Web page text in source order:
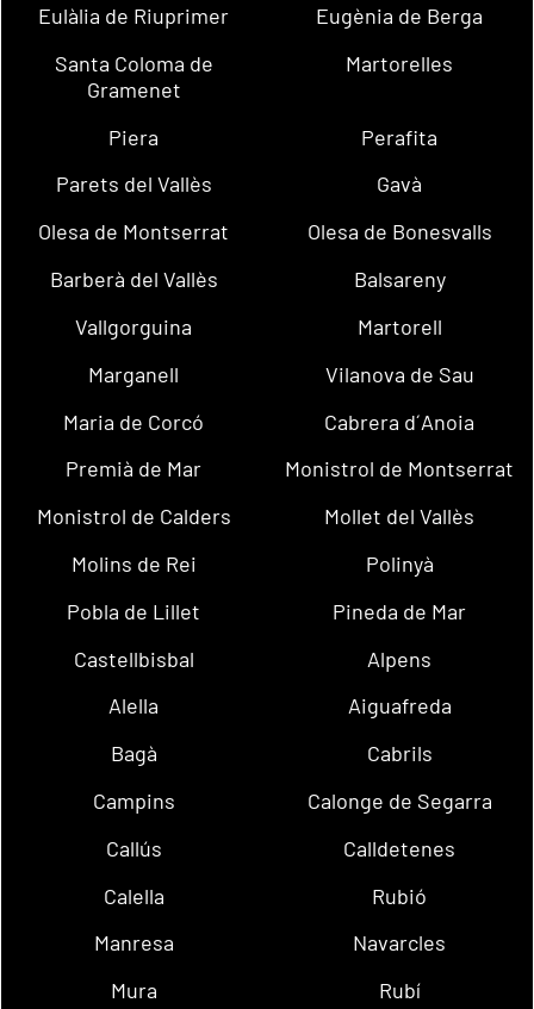
Eulàlia de Riuprimer
Eugènia de Berga
Santa Coloma de
Gramenet
Martorelles
Piera
Perafita
Parets del Vallès
Gavà
Olesa de Montserrat
Olesa de Bonesvalls
Barberà del Vallès
Balsareny
Vallgorguina
Martorell
Marganell
Vilanova de Sau
Maria de Corcó
Cabrera d´Anoia
Premià de Mar
Monistrol de Montserrat
Monistrol de Calders
Mollet del Vallès
Molins de Rei
Polinyà
Pobla de Lillet
Pineda de Mar
Castellbisbal
Alpens
Alella
Aiguafreda
Bagà
Cabrils
Campins
Calonge de Segarra
Callús
Calldetenes
Calella
Rubió
Manresa
Navarcles
Mura
Rubí